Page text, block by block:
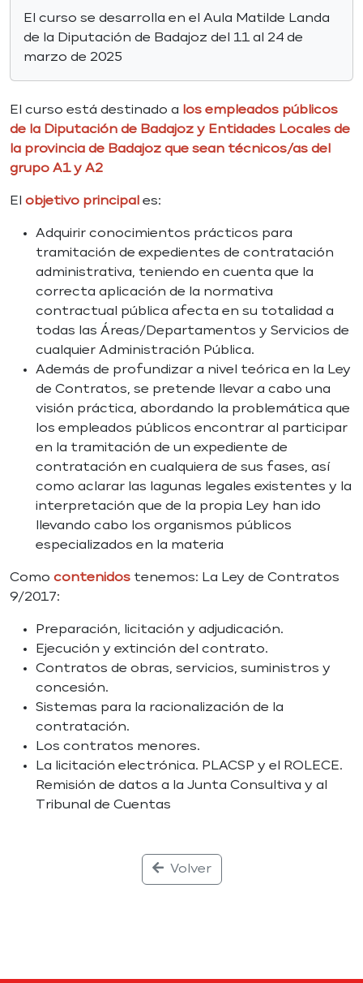
El curso se desarrolla en el Aula Matilde Landa
de la Diputación de Badajoz del 11 al 24 de
marzo de 2025
El curso está destinado a los empleados públicos
de la Diputación de Badajoz y Entidades Locales de
la provincia de Badajoz que sean técnicos/as del
grupo A1 y A2
El objetivo principal es:
Adquirir conocimientos prácticos para
tramitación de expedientes de contratación
administrativa, teniendo en cuenta que la
correcta aplicación de la normativa
contractual pública afecta en su totalidad a
todas las Áreas/Departamentos y Servicios de
cualquier Administración Pública.
Además de profundizar a nivel teórica en la Ley
de Contratos, se pretende llevar a cabo una
visión práctica, abordando la problemática que
los empleados públicos encontrar al participar
en la tramitación de un expediente de
contratación en cualquiera de sus fases, así
como aclarar las lagunas legales existentes y la
interpretación que de la propia Ley han ido
llevando cabo los organismos públicos
especializados en la materia
Como contenidos tenemos: La Ley de Contratos
9/2017:
Preparación, licitación y adjudicación.
Ejecución y extinción del contrato.
Contratos de obras, servicios, suministros y
concesión.
Sistemas para la racionalización de la
contratación.
Los contratos menores.
La licitación electrónica. PLACSP y el ROLECE.
Remisión de datos a la Junta Consultiva y al
Tribunal de Cuentas
Volver